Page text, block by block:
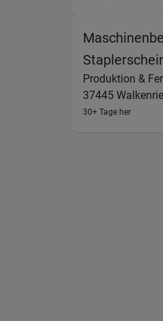
Produktion &
37445
30+ Tage her